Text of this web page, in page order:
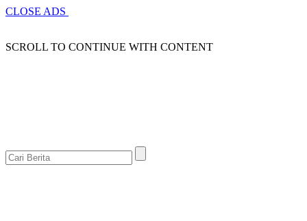
CLOSE ADS
SCROLL TO CONTINUE WITH CONTENT